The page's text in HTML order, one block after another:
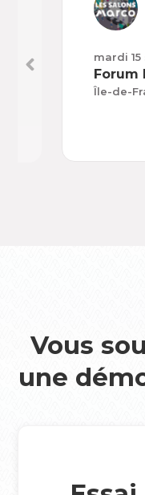
mardi
Forum
Île-de-
Vous
une